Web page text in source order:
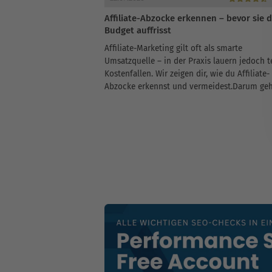
Affiliate-Abzocke erkennen – bevor sie
Budget auffrisst
Affiliate-Marketing gilt oft als smarte
Umsatzquelle – in der Praxis lauern jedoch
Kostenfallen. Wir zeigen dir, wie du Affiliate-
Abzocke erkennst und vermeidest.Darum